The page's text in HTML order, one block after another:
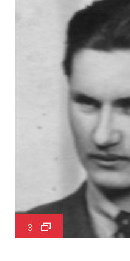
3